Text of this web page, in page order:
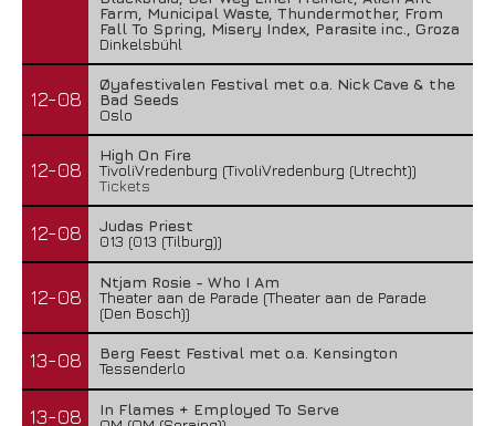
Farm, Municipal Waste, Thundermother, From
Fall To Spring, Misery Index, Parasite inc., Groza
Dinkelsbühl
12-08
Øyafestivalen Festival met o.a. Nick Cave & the
Bad Seeds
Oslo
12-08
High On Fire
TivoliVredenburg (TivoliVredenburg (Utrecht))
Tickets
12-08
Judas Priest
013 (013 (Tilburg))
12-08
Ntjam Rosie - Who I Am
Theater aan de Parade (Theater aan de Parade
(Den Bosch))
13-08
Berg Feest Festival met o.a. Kensington
Tessenderlo
13-08
In Flames + Employed To Serve